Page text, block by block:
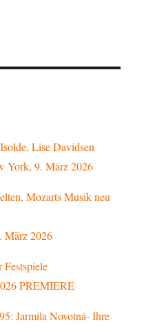
Lise Davidsen
York, 9. März 2026
Mozarts Musik neu
März 2026
PREMIERE
Jarmila Novotná- Ihre